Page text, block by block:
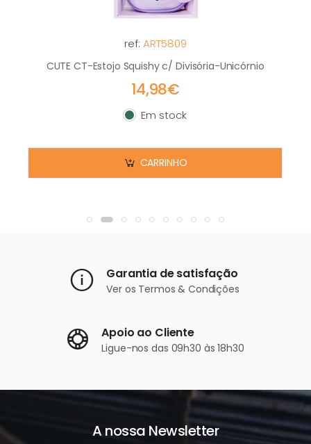
ref: ART5809
CUTE CT-Estojo Squishy c/ Divisória-Unicórnio
14,98€
Em stock
Em stock
CARRINHO
Garantia de satisfação
Ver os Termos & Condições
Apoio ao Cliente
Ligue-nos das 09h30 às 18h30
A nossa Newsletter